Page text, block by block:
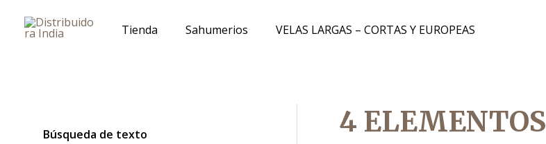
contenido
Tienda Sahumerios VELAS LARGAS – CORTAS Y EUROPEAS
Búsqueda de texto 4 ELEMENTOS